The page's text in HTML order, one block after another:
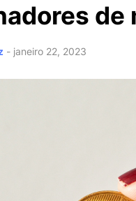
de
- janeiro 22, 2023